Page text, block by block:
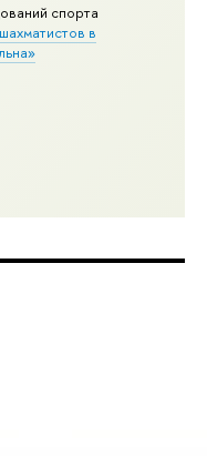
спорта
в